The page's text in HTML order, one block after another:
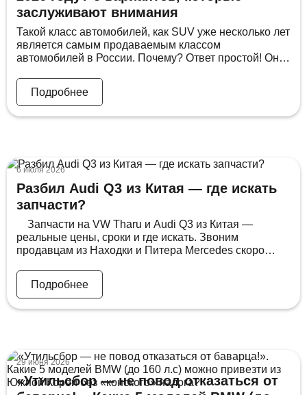
заслуживают внимания
Такой класс автомобилей, как SUV уже несколько лет
является самым продаваемым классом
автомобилей в России. Почему? Ответ простой! Он
проще зимой (не страшна колея)— безопаснее в
потоке (более высокая посадка дает лучшую
обзорность);— как правило, он достаточно
Подробнее
6 июля 2026
Разбил Audi Q3 из Китая — где искать
запчасти?
Запчасти на VW Tharu и Audi Q3 из Китая —
реальные цены, сроки и где искать. Звоним
продавцам из Находки и Питера Mercedes скоро
акций Mercedes. Мир изменился — и глупо это
отрицать. Мы в DSS постоянно везём Audi Q3, BMW
X1 и VW […]
Подробнее
29 июня 2026
«Утильсбор — не повод отказаться от